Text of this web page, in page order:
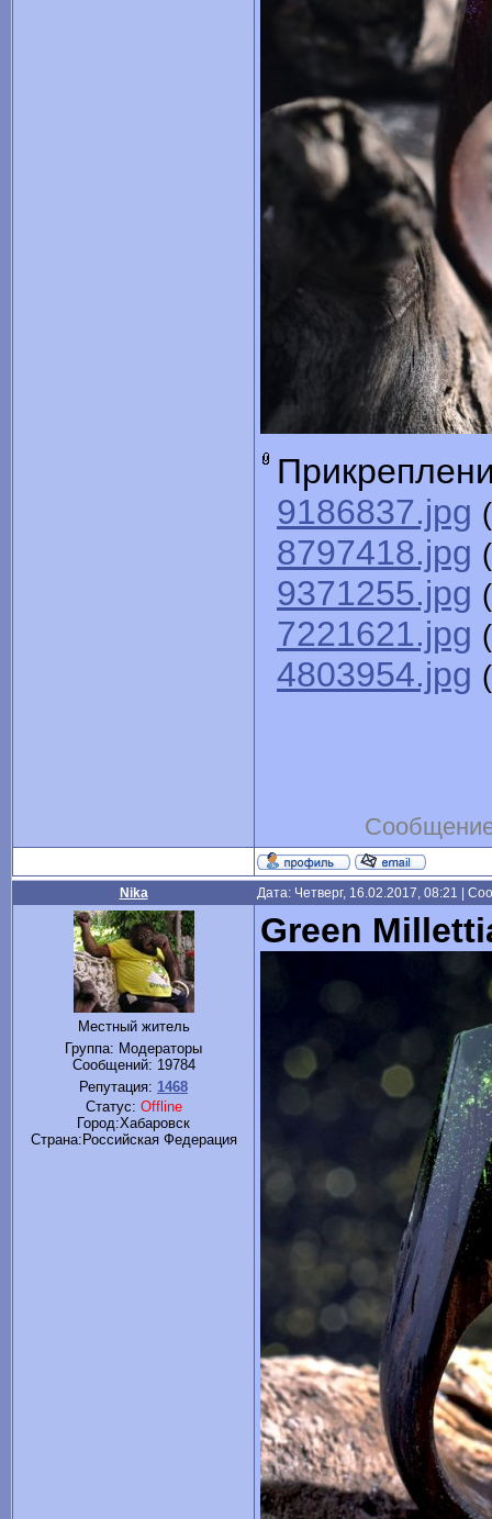
9186837.jpg
8797418.jpg
9371255.jpg
7221621.jpg
4803954.jpg
Nika Дата: Четверг, 16.02.2017, 08:21 |
Местный житель
Группа: Модераторы
Сообщений: 19784
Репутация: 1468
Статус: Offline
Город:Хабаровск
Cтрана:Российская Федерация
Green